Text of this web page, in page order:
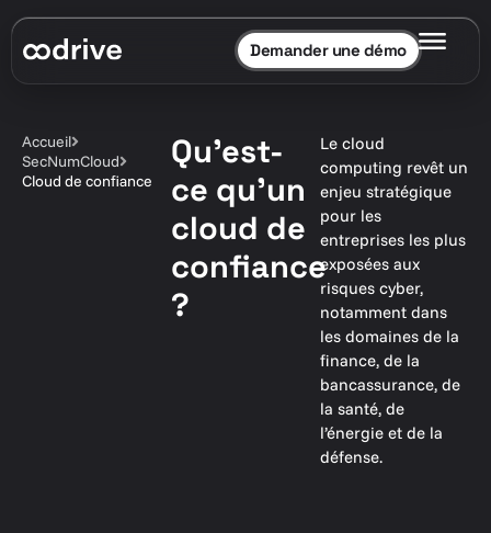
Demander une démo
Accueil
SecNumCloud
Cloud de confiance
Qu’est-
ce qu’un
cloud de
confiance
?
Le cloud
computing revêt un
enjeu stratégique
pour les
entreprises les plus
exposées aux
risques cyber,
notamment dans
les domaines de la
finance, de la
bancassurance, de
la santé, de
l’énergie et de la
défense.